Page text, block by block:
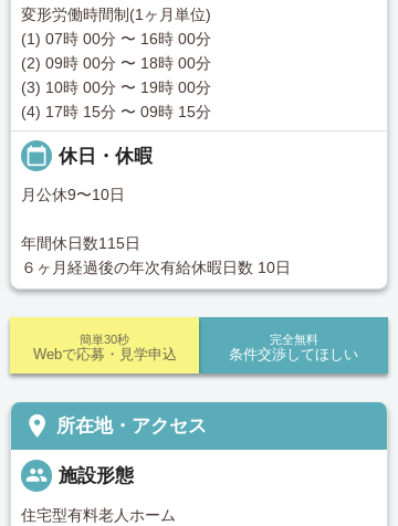
変形労働時間制(1ヶ月単位)
(1) 07時 00分 〜 16時 00分
(2) 09時 00分 〜 18時 00分
(3) 10時 00分 〜 19時 00分
(4) 17時 15分 〜 09時 15分
calendar_today 休日・休暇
月公休9〜10日
年間休日数115日
６ヶ月経過後の年次有給休暇日数 10日
完全無料
条件交渉してほしい
簡単30秒
Webで応募・見学申込
place 所在地・アクセス
people 施設形態
住宅型有料老人ホーム